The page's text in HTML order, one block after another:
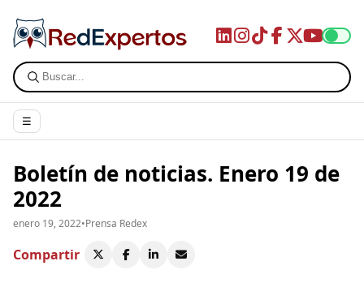
☰
Boletín de noticias. Enero 19 de
2022
enero 19, 2022•Prensa Redex
Compartir